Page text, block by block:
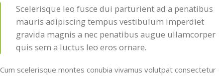
Scelerisque leo fusce dui parturient ad a penatibus
mauris adipiscing tempus vestibulum imperdiet
gravida magnis a nec penatibus augue ullamcorper
quis sem a luctus leo eros ornare.
Cum scelerisque montes conubia vivamus volutpat consectetur